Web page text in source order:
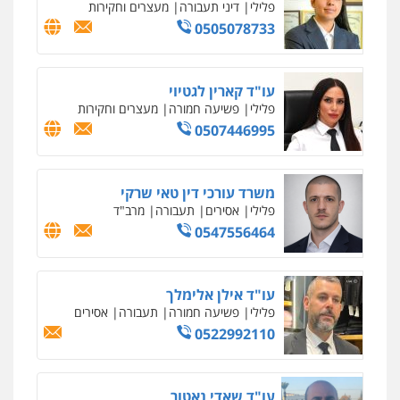
סלימאן אבו שעירה – משרד עורכי דין
פלילי בטחוני צבאי נזיקין
0547780927
פלילי פשע חמור תעבורה צבא מעצרים
0542255161
פלילי פשיעה חמורה סמים מעצרים
0544723840
פלילי עורכי דין לענייני אסירים מעצרים